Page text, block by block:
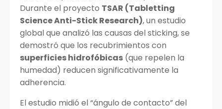
Durante el proyecto TSAR (Tabletting
Science Anti-Stick Research), un estudio
global que analizó las causas del sticking, se
demostró que los recubrimientos con
superficies hidrofóbicas (que repelen la
humedad) reducen significativamente la
adherencia.
El estudio midió el “ángulo de contacto” del